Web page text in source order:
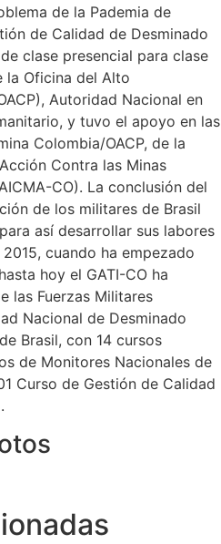
de la Pademia de
de Calidad de Desminado
clase presencial para clase
la Oficina del Alto
Autoridad Nacional en
y tuvo el apoyo en las
Colombia/OACP, de la
Contra las Minas
CO). La conclusión del
de los militares de Brasil
así desarrollar sus labores
cuando ha empezado
hoy el GATI-CO ha
las Fuerzas Militares
Nacional de Desminado
Brasil, con 14 cursos
de Monitores Nacionales de
Curso de Gestión de Calidad